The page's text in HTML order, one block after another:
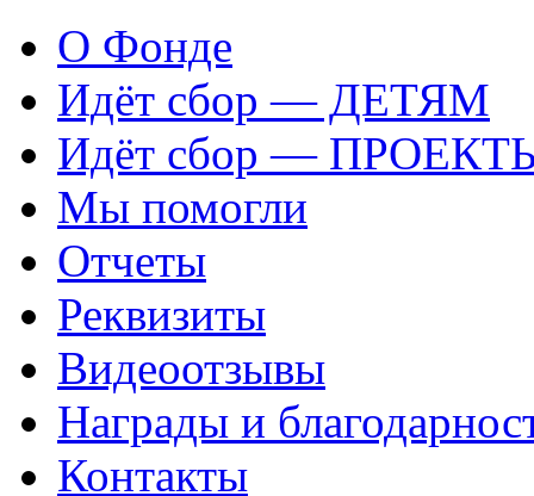
О Фонде
Идёт сбор — ДЕТЯМ
Идёт сбор —
Мы помогли
Отчеты
Реквизиты
Видеоотзывы
Награды и
Контакты